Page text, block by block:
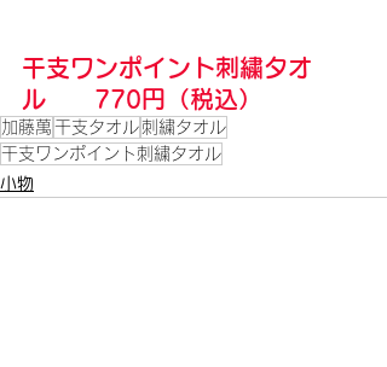
干支ワンポイント刺繍タオ
ル　　770円（税込）
加藤萬 干支タオル 刺繍タオル
干支ワンポイント刺繍タオル
小物